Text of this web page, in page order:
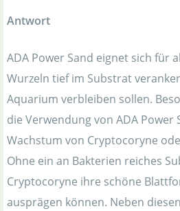
Antwort
ADA Power Sand eignet sich für
Wurzeln tief im Substrat
Aquarium verbleiben sollen.
die Verwendung von ADA Power
Wachstum von Cryptocoryne
Ohne ein an Bakterien reiches
Cryptocoryne ihre schöne
ausprägen können. Neben